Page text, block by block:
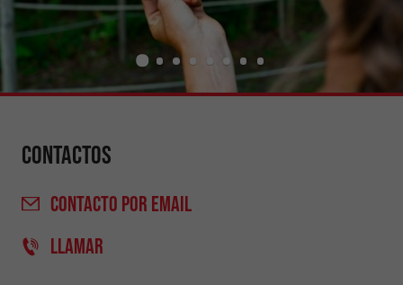
Contactos
CONTACTO POR EMAIL
LLAMAR